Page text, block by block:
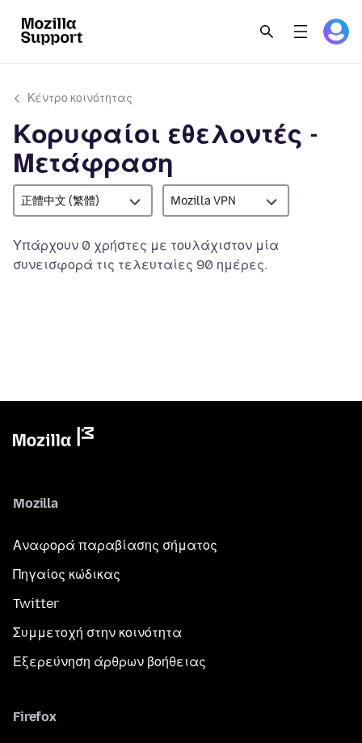
Κέντρο κοινότητας
Κορυφαίοι εθελοντές -
Μετάφραση
正體中文 (繁體) Mozilla VPN
Υπάρχουν 0 χρήστες με τουλάχιστον μία
συνεισφορά τις τελευταίες 90 ημέρες.
Mozilla
Αναφορά παραβίασης σήματος
Πηγαίος κώδικας
Twitter
Συμμετοχή στην κοινότητα
Εξερεύνηση άρθρων βοήθειας
Firefox